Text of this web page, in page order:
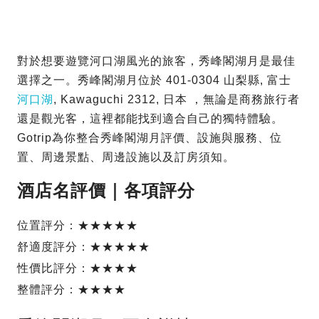
對於想要遊覽河口湖風光的旅客，秀峰閣湖月是最佳
選擇之一。秀峰閣湖月位於 401-0304 山梨縣, 富士
河口湖 , Kawaguchi 2312, 日本 ，無論是商務旅行者
還是觀光客，這裡都能找到適合自己的獨特體驗。
Gotrip為你整合秀峰閣湖月評價、設施與服務、位
置、周邊景點、周邊設施以及訂房須知。
酒店名評價｜各項評分
位置評分：★★★★★
舒適度評分：★★★★★
性價比評分：★★★★
整體評分：★★★★